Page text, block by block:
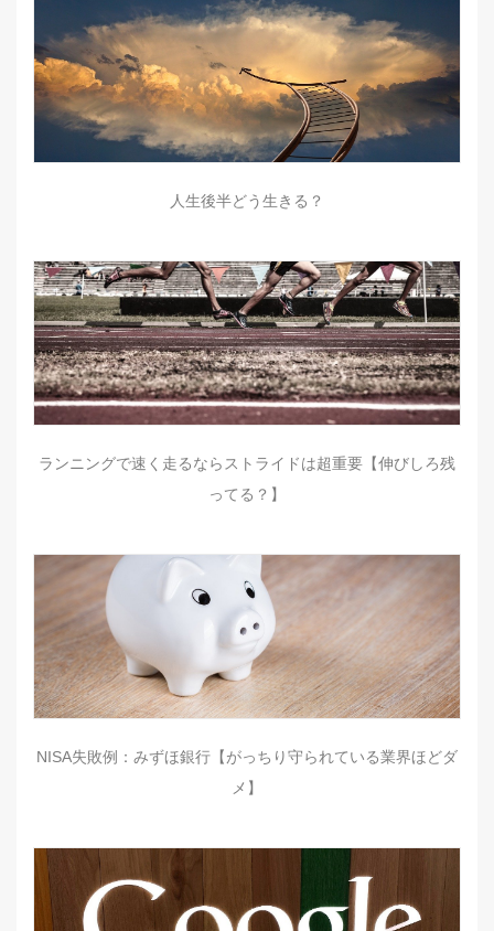
人生後半どう生きる？
ランニングで速く走るならストライドは超重要【伸びしろ残
ってる？】
NISA失敗例：みずほ銀行【がっちり守られている業界ほどダ
メ】